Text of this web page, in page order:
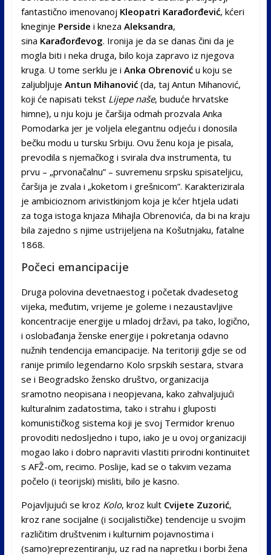
fantastično imenovanoj Kleopatri Karađorđević, kćeri
kneginje Perside i kneza Aleksandra,
sina Karađorđevog. Ironija je da se danas čini da je
mogla biti i neka druga, bilo koja zapravo iz njegova
kruga. U tome serklu je i Anka Obrenoviću koju se
zaljubljuje Antun Mihanović(da, taj Antun Mihanović,
koji će napisati tekst Lijepe naše, buduće hrvatske
himne), u nju koju je čaršija odmah prozvala Anka
Pomodarka jer je voljela elegantnu odjeću i donosila
bečku modu u tursku Srbiju. Ovu ženu koja je pisala,
prevodila s njemačkog i svirala dva instrumenta, tu
prvu – „prvonačalnu” – suvremenu srpsku spisateljicu,
čaršija je zvala i „koketom i grešnicom”. Karakterizirala
je ambicioznom arivistkinjom koja je kćer htjela udati
za toga istoga knjaza Mihajla Obrenovića, da bi na kraju
bila zajedno s njime ustrijeljena na Košutnjaku, fatalne
1868.
Počeci emancipacije
Druga polovina devetnaestog i početak dvadesetog
vijeka, međutim, vrijeme je goleme i nezaustavljive
koncentracije energije u mladoj državi, pa tako, logično,
i oslobađanja ženske energije i pokretanja odavno
nužnih tendencija emancipacije. Na teritoriji gdje se od
ranije primilo legendarno Kolo srpskih sestara, stvara
se i Beogradsko žensko društvo, organizacija
sramotno neopisana i neopjevana, kako zahvaljujući
kulturalnim zadatostima, tako i strahu i gluposti
komunističkog sistema koji je svoj Termidor krenuo
provoditi nedosljedno i tupo, iako je u ovoj organizaciji
mogao lako i dobro napraviti vlastiti prirodni kontinuitet
s AFŽ-om, recimo. Poslije, kad se o takvim vezama
počelo (i teorijski) misliti, bilo je kasno.
Pojavljujući se kroz Kolo, kroz kult Cvijete Zuzorić,
kroz rane socijalne (i socijalističke) tendencije u svojim
različitim društvenim i kulturnim pojavnostima i
(samo)reprezentiranju, uz rad na napretku i borbi žena